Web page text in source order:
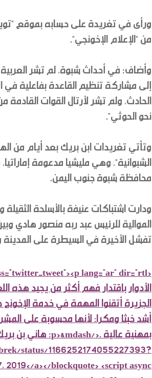
ورأى في تغريدة على حسابه بموقع
من "الإعلام الإخونجي".
وأضاف: في أحداث شبوة، لم تشر
إلى مشاركة تنظيم القاعدة بفاعلية في
الحادث، ولم تشر لأرتال القوات
نحو الحوثي".
وتأتي تغريدات ابن بريك بعد أيام من
الشبوانية"، وهي مليشيا مدعومة
محافظة شبوة جنوب اليمن.
ودارت اشتباكات عنيفة بالأسلحة
الموالية للرئيس عبد ربه منصور هادي
تفشل الأخيرة في السيطرة على
الأدوار باقتدار فهم أكثر من يجيد هذه
الجزيرة أتقنوا المهمة في خدمة الإخونج
أشد خبثا ومكرا؛ لأنها محسوبة على
status/1166252174055227393?
2019</a></blockquote> <script async